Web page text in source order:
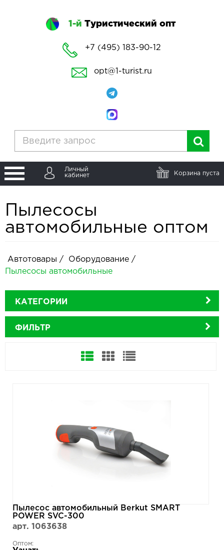
1-й Туристический опт
+7 (495) 183-90-12
opt@1-turist.ru
Личный
кабинет
Корзина пуста
Пылесосы
автомобильные оптом
Автотовары / Оборудование /
Пылесосы автомобильные
КАТЕГОРИИ
ФИЛЬТР
Пылесос автомобильный Berkut SMART
POWER SVC-300
арт. 1063638
Оптом: